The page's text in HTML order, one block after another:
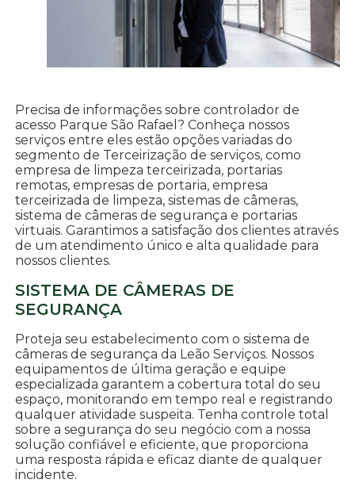
Precisa de informações sobre controlador de
acesso Parque São Rafael? Conheça nossos
serviços entre eles estão opções variadas do
segmento de Terceirização de serviços, como
empresa de limpeza terceirizada, portarias
remotas, empresas de portaria, empresa
terceirizada de limpeza, sistemas de câmeras,
sistema de câmeras de segurança e portarias
virtuais. Garantimos a satisfação dos clientes através
de um atendimento único e alta qualidade para
nossos clientes.
SISTEMA DE CÂMERAS DE
SEGURANÇA
Proteja seu estabelecimento com o sistema de
câmeras de segurança da Leão Serviços. Nossos
equipamentos de última geração e equipe
especializada garantem a cobertura total do seu
espaço, monitorando em tempo real e registrando
qualquer atividade suspeita. Tenha controle total
sobre a segurança do seu negócio com a nossa
solução confiável e eficiente, que proporciona
uma resposta rápida e eficaz diante de qualquer
incidente.